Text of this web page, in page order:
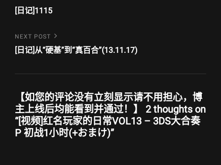
章
航
Post
[日记]1115
Next
Post
NEXT POST
[日记]从“硬基”到“真百合”(13.11.17)
【如您的评论没有立刻显示请不用担心，博
主上线后均能看到并通过！】 2 thoughts on
“[视频]红名玩家的日常VOL13 – 3DS大合奏
P 初战1小时(+おまけ)”